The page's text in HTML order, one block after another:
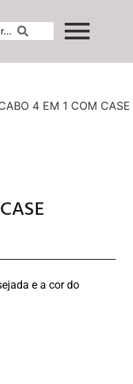
4 EM 1 COM CASE
e a cor do